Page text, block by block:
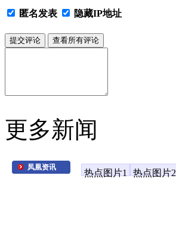
匿名发表 隐藏IP地址
更多新闻
凤凰资讯
热点图片1 热点图片2